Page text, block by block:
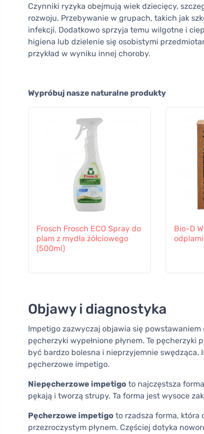
Czynniki ryzyka obejmują wiek dziecięcy,
rozwoju. Przebywanie w grupach, takich jak
infekcji. Dodatkowo sprzyja temu wilgotne i
higiena lub dzielenie się osobistymi
przykład w wyniku innej choroby.
Wypróbuj nasze naturalne produkty
Frosch Frosch ECO Spray do
plam z mydła żółciowego
(500ml)
Bio-D
Objawy i diagnostyka
Impetigo zazwyczaj objawia się
pęcherzyki wypełnione płynem. Te
być bardzo bolesna i nieprzyjemnie
pęcherzowe impetigo.
Niepęcherzowe impetigo to najczęstsza
pękają i tworzą strupy. Ta forma jest wysoce
Pęcherzowe impetigo to rzadsza forma, która
przezroczystym płynem. Częściej dotyka